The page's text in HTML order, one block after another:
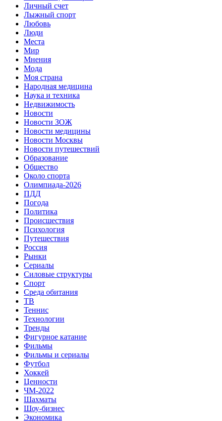
Личный счет
Лыжный спорт
Любовь
Люди
Места
Мир
Мнения
Мода
Моя страна
Народная медицина
Наука и техника
Недвижимость
Новости
Новости ЗОЖ
Новости медицины
Новости Москвы
Новости путешествий
Образование
Общество
Около спорта
Олимпиада-2026
ПДД
Погода
Политика
Происшествия
Психология
Путешествия
Россия
Рынки
Сериалы
Силовые структуры
Спорт
Среда обитания
ТВ
Теннис
Технологии
Тренды
Фигурное катание
Фильмы
Фильмы и сериалы
Футбол
Хоккей
Ценности
ЧМ-2022
Шахматы
Шоу-бизнес
Экономика